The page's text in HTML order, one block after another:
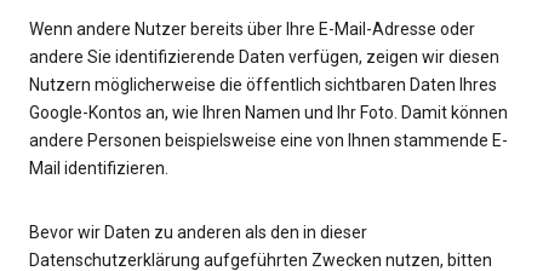
Wenn andere Nutzer bereits über Ihre E-Mail-Adresse oder
andere Sie identifizierende Daten verfügen, zeigen wir diesen
Nutzern möglicherweise die öffentlich sichtbaren Daten Ihres
Google-Kontos an, wie Ihren Namen und Ihr Foto. Damit können
andere Personen beispielsweise eine von Ihnen stammende E-
Mail identifizieren.
Bevor wir Daten zu anderen als den in dieser
Datenschutzerklärung aufgeführten Zwecken nutzen, bitten